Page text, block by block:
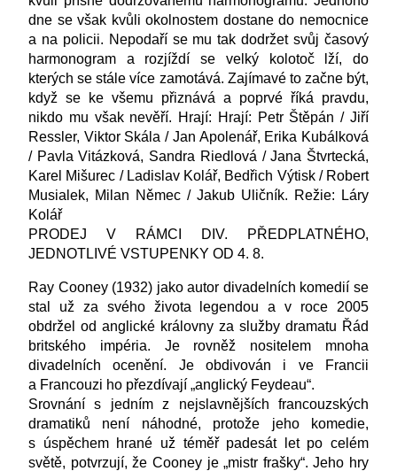
dne se však kvůli okolnostem dostane do nemocnice
a na policii. Nepodaří se mu tak dodržet svůj časový
harmonogram a rozjíždí se velký kolotoč lží, do
kterých se stále více zamotává. Zajímavé to začne být,
když se ke všemu přiznává a poprvé říká pravdu,
nikdo mu však nevěří. Hrají: Hrají: Petr Štěpán / Jiří
Ressler, Viktor Skála / Jan Apolenář, Erika Kubálková
/ Pavla Vitázková, Sandra Riedlová / Jana Štvrtecká,
Karel Mišurec / Ladislav Kolář, Bedřich Výtisk / Robert
Musialek, Milan Němec / Jakub Uličník. Režie: Láry
Kolář
PRODEJ V RÁMCI DIV. PŘEDPLATNÉHO,
JEDNOTLIVÉ VSTUPENKY OD 4. 8.
Ray Cooney (1932) jako autor divadelních komedií se
stal už za svého života legendou a v roce 2005
obdržel od anglické královny za služby dramatu Řád
britského impéria. Je rovněž nositelem mnoha
divadelních ocenění. Je obdivován i ve Francii
a Francouzi ho přezdívají „anglický Feydeau“.
Srovnání s jedním z nejslavnějších francouzských
dramatiků není náhodné, protože jeho komedie,
s úspěchem hrané už téměř padesát let po celém
světě, potvrzují, že Cooney je „mistr frašky“. Jeho hry